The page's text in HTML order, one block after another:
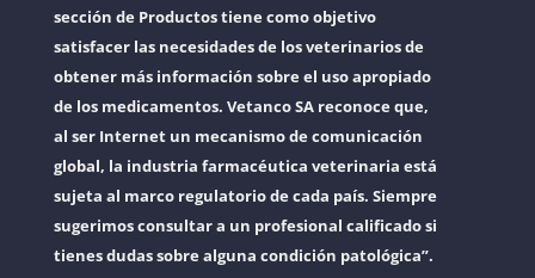
sección de Productos tiene como objetivo
satisfacer las necesidades de los veterinarios de
obtener más información sobre el uso apropiado
de los medicamentos. Vetanco SA reconoce que,
al ser Internet un mecanismo de comunicación
global, la industria farmacéutica veterinaria está
sujeta al marco regulatorio de cada país. Siempre
sugerimos consultar a un profesional calificado si
tienes dudas sobre alguna condición patológica”.